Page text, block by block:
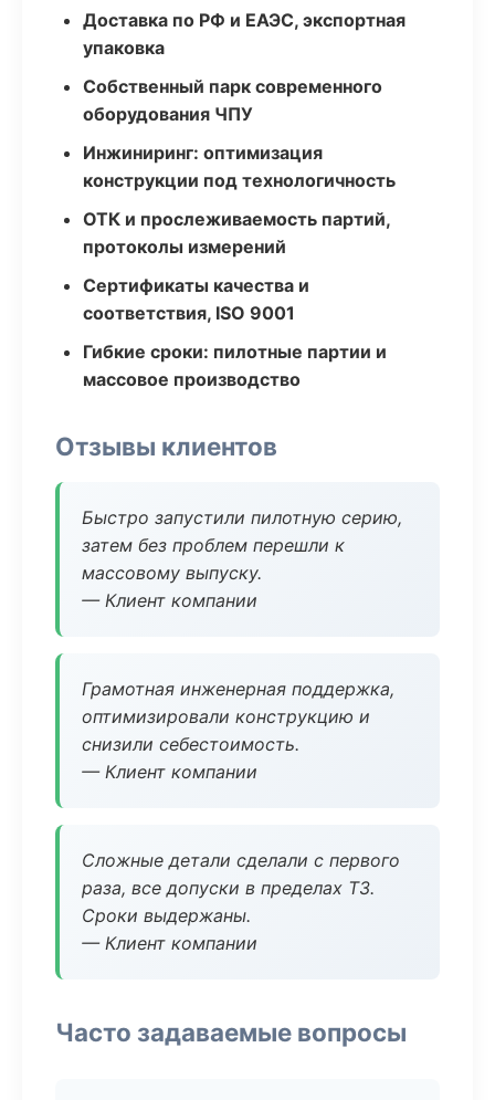
Доставка по РФ и ЕАЭС, экспортная
упаковка
Собственный парк современного
оборудования ЧПУ
Инжиниринг: оптимизация
конструкции под технологичность
ОТК и прослеживаемость партий,
протоколы измерений
Сертификаты качества и
соответствия, ISO 9001
Гибкие сроки: пилотные партии и
массовое производство
Отзывы клиентов
Быстро запустили пилотную серию,
затем без проблем перешли к
массовому выпуску.
— Клиент компании
Грамотная инженерная поддержка,
оптимизировали конструкцию и
снизили себестоимость.
— Клиент компании
Сложные детали сделали с первого
раза, все допуски в пределах ТЗ.
Сроки выдержаны.
— Клиент компании
Часто задаваемые вопросы